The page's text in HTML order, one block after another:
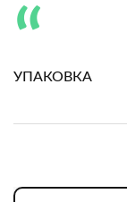
УПАКОВКА